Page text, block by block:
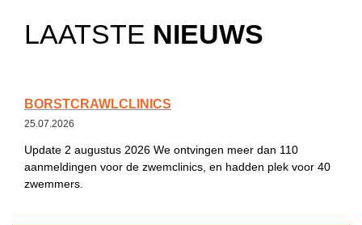
LAATSTE NIEUWS
BORSTCRAWLCLINICS
25.07.2026
Update 2 augustus 2026 We ontvingen meer dan 110
aanmeldingen voor de zwemclinics, en hadden plek voor 40
zwemmers.